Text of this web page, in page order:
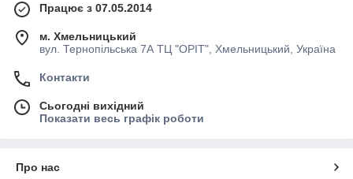
Працює з 07.05.2014
м. Хмельницький
вул. Тернопільська 7А ТЦ "ОРІТ", Хмельницький, Україна
Контакти
Сьогодні вихідний
Показати весь графік роботи
Про нас